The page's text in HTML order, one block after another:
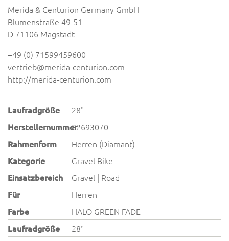
Merida & Centurion Germany GmbH
Blumenstraße 49-51
D 71106 Magstadt
+49 (0) 71599459600
vertrieb@merida-centurion.com
http://merida-centurion.com
Laufradgröße
28"
Herstellernummer82693070
Rahmenform
Herren (Diamant)
Kategorie
Gravel Bike
Einsatzbereich
Gravel | Road
Für
Herren
Farbe
HALO GREEN FADE
Laufradgröße
28"